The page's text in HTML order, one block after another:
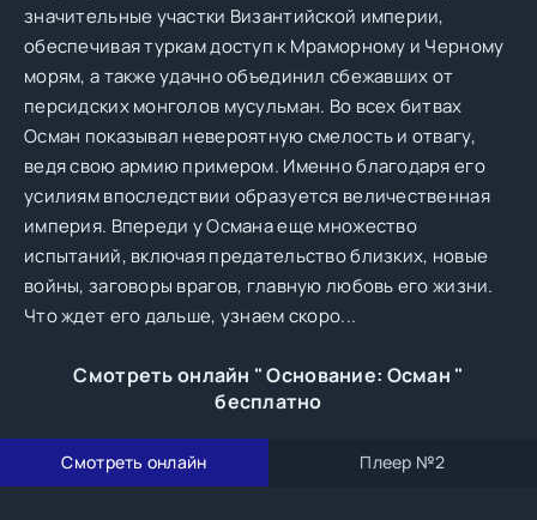
значительные участки Византийской империи,
обеспечивая туркам доступ к Мраморному и Черному
морям, а также удачно объединил сбежавших от
персидских монголов мусульман. Во всех битвах
Осман показывал невероятную смелость и отвагу,
ведя свою армию примером. Именно благодаря его
усилиям впоследствии образуется величественная
империя. Впереди у Османа еще множество
испытаний, включая предательство близких, новые
войны, заговоры врагов, главную любовь его жизни.
Что ждет его дальше, узнаем скоро...
Смотреть онлайн " Основание: Осман "
бесплатно
Смотреть онлайн Плеер №2